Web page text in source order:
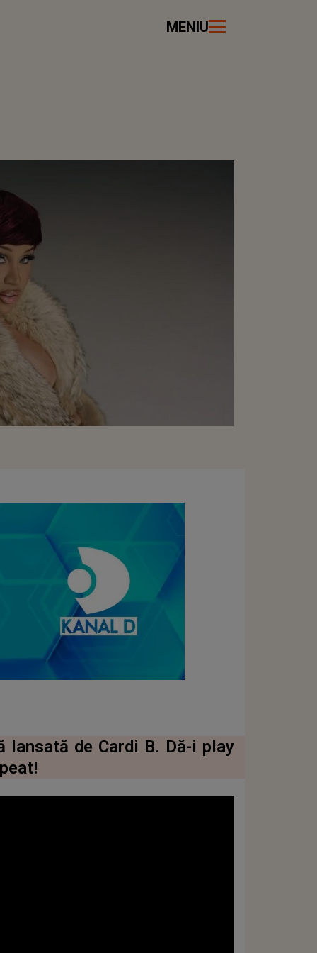
MENIU
lansată de Cardi B. Dă-i play